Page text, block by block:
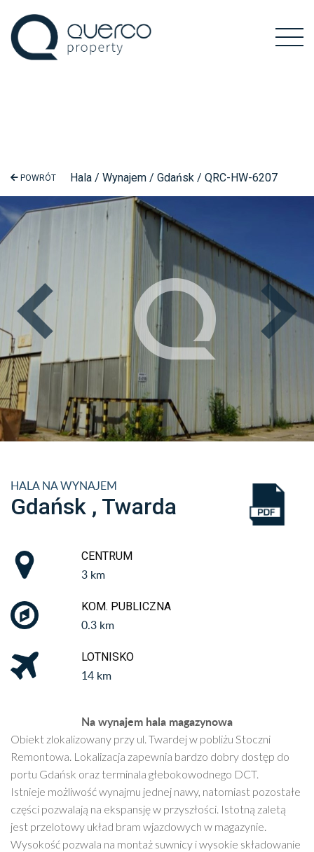
POWRÓT Hala / Wynajem / Gdańsk / QRC-HW-6207
HALA NA WYNAJEM
Gdańsk , Twarda
CENTRUM
3 km
KOM. PUBLICZNA
0.3 km
LOTNISKO
14 km
Na wynajem hala magazynowa
Obiekt zlokalizowany przy ul. Twardej w pobliżu Stoczni
Remontowa. Lokalizacja zapewnia bardzo dobry dostęp do
portu Gdańsk oraz terminala głebokowodnego DCT.
Istnieje możliwość wynajmu jednej nawy, natomiast pozostałe
części pozwalają na ekspansję w przyszłości. Istotną zaletą
jest przelotowy układ bram wjazdowych w magazynie.
Wysokość pozwala na montaż suwnicy i wysokie składowanie